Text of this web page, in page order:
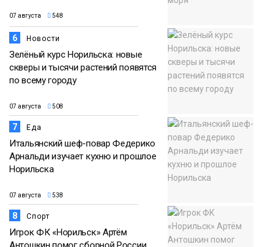
07 августа 548
6 Новости
Зелёный курс Норильска: новые
скверы и тысячи растений появятся
по всему городу
07 августа 508
7 Еда
Итальянский шеф-повар Федерико
Арнальди изучает кухню и прошлое
Норильска
07 августа 538
8 Спорт
Игрок ФК «Норильск» Артём